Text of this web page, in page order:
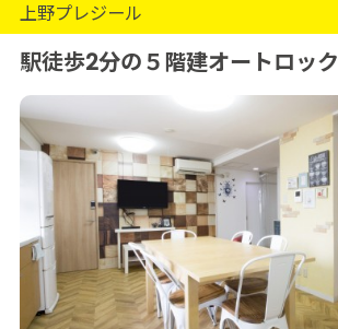
上野プレジール
駅徒歩2分の５階建オートロック